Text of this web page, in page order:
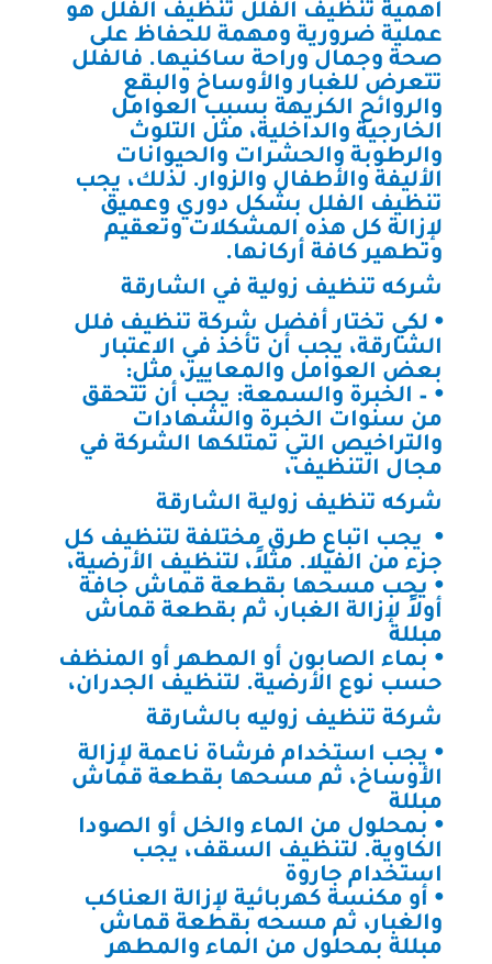
أهمية تنظيف الفلل تنظيف الفلل هو
عملية ضرورية ومهمة للحفاظ على
صحة وجمال وراحة ساكنيها. فالفلل
تتعرض للغبار والأوساخ والبقع
والروائح الكريهة بسبب العوامل
الخارجية والداخلية، مثل التلوث
والرطوبة والحشرات والحيوانات
الأليفة والأطفال والزوار. لذلك، يجب
تنظيف الفلل بشكل دوري وعميق
لإزالة كل هذه المشكلات وتعقيم
وتطهير كافة أركانها.
شركه تنظيف زولية في الشارقة
⦁ لكي تختار أفضل شركة تنظيف فلل
الشارقة، يجب أن تأخذ في الاعتبار
بعض العوامل والمعايير، مثل:
⦁ – الخبرة والسمعة: يجب أن تتحقق
من سنوات الخبرة والشهادات
والتراخيص التي تمتلكها الشركة في
مجال التنظيف،
شركه تنظيف زولية الشارقة
⦁ يجب اتباع طرق مختلفة لتنظيف كل
جزء من الفيلا. مثلاً، لتنظيف الأرضية،
⦁ يجب مسحها بقطعة قماش جافة
أولاً لإزالة الغبار، ثم بقطعة قماش
مبللة
⦁ بماء الصابون أو المطهر أو المنظف
حسب نوع الأرضية. لتنظيف الجدران،
شركة تنظيف زوليه بالشارقة
⦁ يجب استخدام فرشاة ناعمة لإزالة
الأوساخ، ثم مسحها بقطعة قماش
مبللة
⦁ بمحلول من الماء والخل أو الصودا
الكاوية. لتنظيف السقف، يجب
استخدام جاروة
⦁ أو مكنسة كهربائية لإزالة العناكب
والغبار، ثم مسحه بقطعة قماش
مبللة بمحلول من الماء والمطهر